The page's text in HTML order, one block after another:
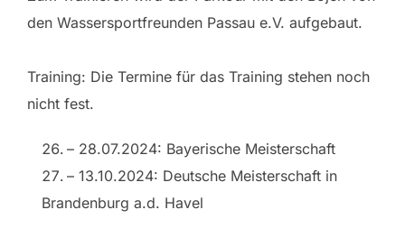
den Wassersportfreunden Passau e.V. aufgebaut.
Training: Die Termine für das Training stehen noch
nicht fest.
– 28.07.2024: Bayerische Meisterschaft
– 13.10.2024: Deutsche Meisterschaft in
Brandenburg a.d. Havel